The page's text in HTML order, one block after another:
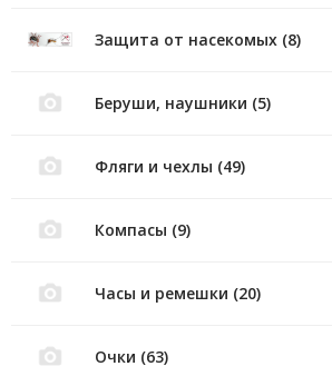
Защита от насекомых (8)
Беруши, наушники (5)
Фляги и чехлы (49)
Компасы (9)
Часы и ремешки (20)
Очки (63)